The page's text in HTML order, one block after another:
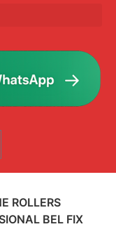
ROLLERS
BEL FIX